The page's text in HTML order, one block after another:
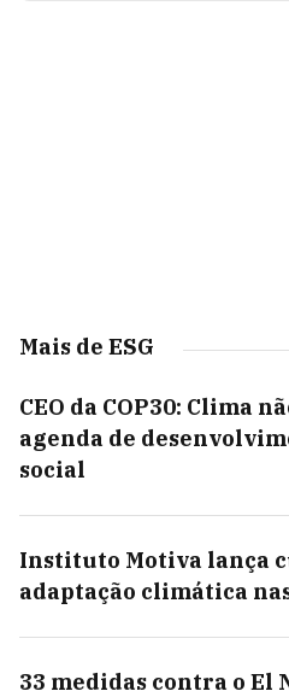
Mais de ESG
CEO da COP30: Clima
agenda de
social
Instituto Motiva lança
adaptação climática
33 medidas contra o El